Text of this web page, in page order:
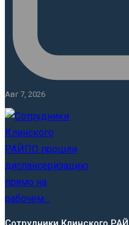
Авг 7, 2026